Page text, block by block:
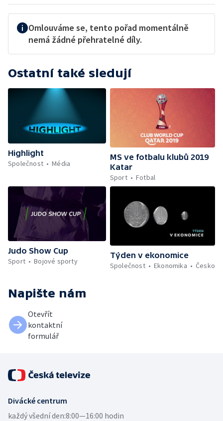
Omlouváme se, tento pořad momentálně
nemá žádné přehratelné díly.
Ostatní také sledují
Highlight
Společnost
Média
MS ve fotbalu klubů 2019
Katar
Sport
Fotbal
Judo Show Cup
Sport
Bojové sporty
Týden v ekonomice
Společnost
Ekonomika Česko
Napište nám
Otevřít
kontaktní
formulář
Divácké centrum
každý všední den:8:00—16:00 hodin